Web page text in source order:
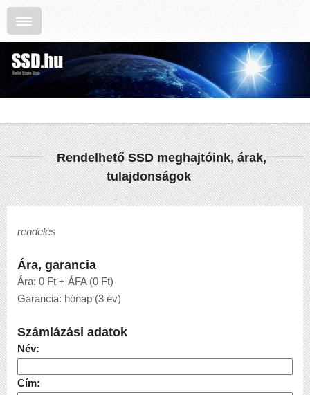
Rendelhető SSD meghajtóink, árak,
tulajdonságok
rendelés
Ára, garancia
Ára: 0 Ft + ÁFA (0 Ft)
Garancia: hónap (3 év)
Számlázási adatok
Név:
Cím: